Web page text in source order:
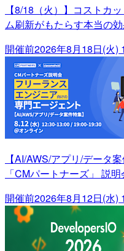
【8/18（火）】コストカ
ム刷新がもたらす本当の
開催前2026年8月18日(火)
【AI/AWS/アプリ/データ
「CMパートナーズ」 説
開催前2026年8月12日(水)